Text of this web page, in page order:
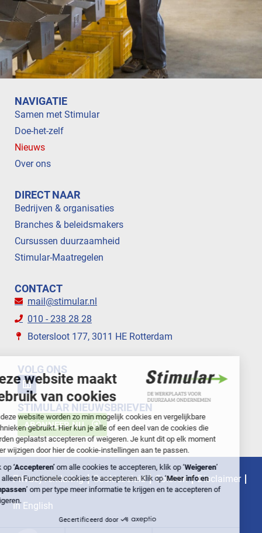
NAVIGATIE
Samen met Stimular
Doe-het-zelf
Nieuws
Over ons
DIRECT NAAR
Bedrijven & organisaties
Branches & beleidsmakers
Cursussen duurzaamheid
Stimular-Maatregelen
CONTACT
mail@stimular.nl
010 - 238 28 28
Botersloot 177, 3011 HE Rotterdam
VOLG ONS
STIMULAR NIEUWSBRIEVEN
ABONNEER NU
Privacyverklaring Cookiebeleid Colofon Disclaimer
In English